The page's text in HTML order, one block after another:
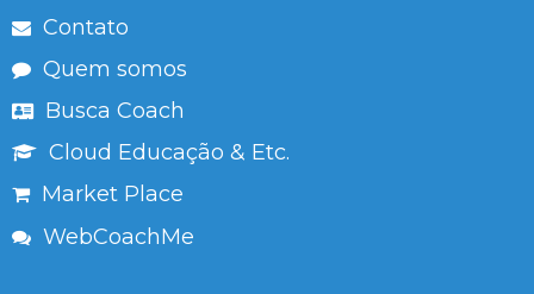
Contato
Quem somos
Busca Coach
Cloud Educação & Etc.
Market Place
WebCoachMe